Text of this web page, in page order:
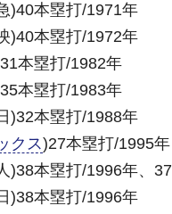
)40本塁打/1971年
)40本塁打/1972年
本塁打/1982年
本塁打/1983年
)32本塁打/1988年
クス)27本塁打/1995年
)38本塁打/1996年、
)38本塁打/1996年